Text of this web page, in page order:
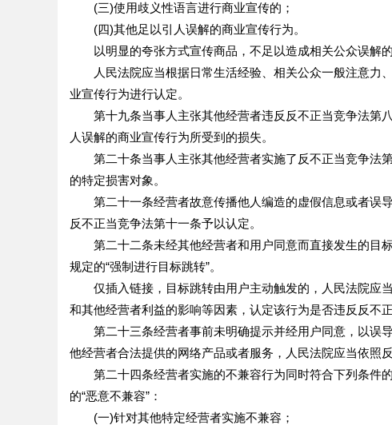
(三)使用歧义性语言进行商业宣传的；
(四)其他足以引人误解的商业宣传行为。
以明显的夸张方式宣传商品，不足以造成相关公众误解的
人民法院应当根据日常生活经验、相关公众一般注意力
业宣传行为进行认定。
第十九条当事人主张其他经营者违反反不正当竞争法第
人误解的商业宣传行为所受到的损失。
第二十条当事人主张其他经营者实施了反不正当竞争法
的特定损害对象。
第二十一条经营者故意传播他人编造的虚假信息或者误
反不正当竞争法第十一条予以认定。
第二十二条未经其他经营者和用户同意而直接发生的目
规定的“强制进行目标跳转”。
仅插入链接，目标跳转由用户主动触发的，人民法院应
和其他经营者利益的影响等因素，认定该行为是否违反反不
第二十三条经营者事前未明确提示并经用户同意，以误
他经营者合法提供的网络产品或者服务，人民法院应当依照
第二十四条经营者实施的不兼容行为同时符合下列条件
的“恶意不兼容”：
(一)针对其他特定经营者实施不兼容；